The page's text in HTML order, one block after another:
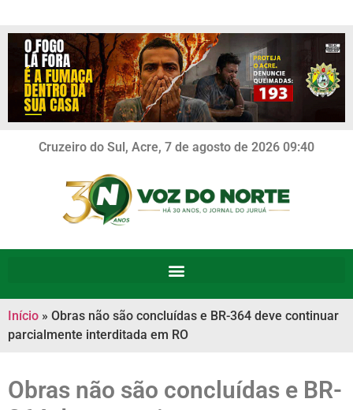
Cruzeiro do Sul, Acre, 7 de agosto de 2026 09:40
Início » Obras não são concluídas e BR-364 deve continuar
parcialmente interditada em RO
Obras não são concluídas e BR-